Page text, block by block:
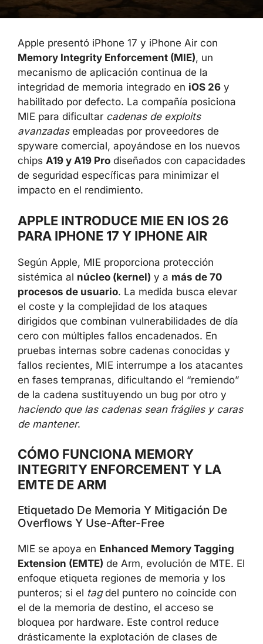
Apple presentó iPhone 17 y iPhone Air con
Memory Integrity Enforcement (MIE), un
mecanismo de aplicación continua de la
integridad de memoria integrado en iOS 26 y
habilitado por defecto. La compañía posiciona
MIE para dificultar cadenas de exploits
avanzadasempleadas por proveedores de
spyware comercial, apoyándose en los nuevos
chips A19 y A19 Pro diseñados con capacidades
de seguridad específicas para minimizar el
impacto en el rendimiento.
APPLE INTRODUCE MIE EN IOS 26
PARA IPHONE 17 Y IPHONE AIR
Según Apple, MIE proporciona protección
sistémica al núcleo (kernel) y a más de 70
procesos de usuario. La medida busca elevar
el coste y la complejidad de los ataques
dirigidos que combinan vulnerabilidades de día
cero con múltiples fallos encadenados. En
pruebas internas sobre cadenas conocidas y
fallos recientes, MIE interrumpe a los atacantes
en fases tempranas, dificultando el “remiendo”
de la cadena sustituyendo un bug por otro y
haciendo que las cadenas sean frágiles y caras
de mantener.
CÓMO FUNCIONA MEMORY
INTEGRITY ENFORCEMENT Y LA
EMTE DE ARM
Etiquetado De Memoria Y Mitigación De
Overflows Y Use-After-Free
MIE se apoya en Enhanced Memory Tagging
Extension (EMTE) de Arm, evolución de MTE. El
enfoque etiqueta regiones de memoria y los
punteros; si el tagdel puntero no coincide con
el de la memoria de destino, el acceso se
bloquea por hardware. Este control reduce
drásticamente la explotación de clases de